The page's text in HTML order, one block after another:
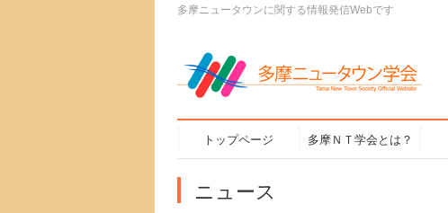
多摩ニュータウンに関する情報発信Webです
トップページ 多摩ＮＴ学会とは？
ニュース